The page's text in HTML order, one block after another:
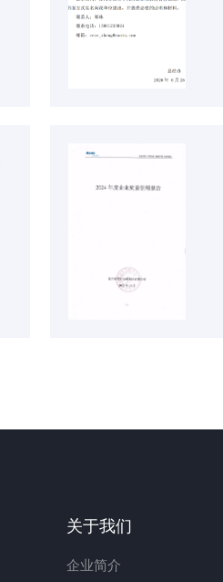
关于我们
企业简介